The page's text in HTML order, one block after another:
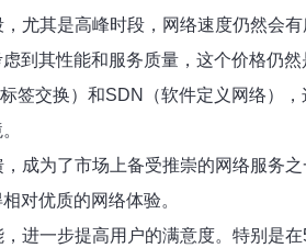
尤其是高峰时段，网络速度仍然会
到其性能和服务质量，这个价格仍然
签交换）和SDN（软件定义网络）
成为了市场上备受推崇的网络服务
对优质的网络体验。
进一步提高用户的满意度。特别是